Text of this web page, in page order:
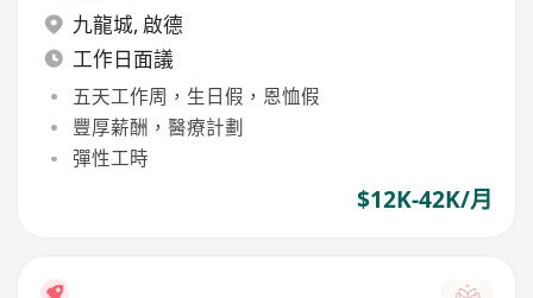
九龍城, 啟德
工作日面議
五天工作周，生日假，恩恤假
豐厚薪酬，醫療計劃
彈性工時
$12K-42K/月